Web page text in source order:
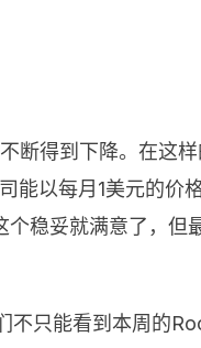
断得到下降。在这
能以每月1美元的价
个稳妥就满意了，但
不只能看到本周的